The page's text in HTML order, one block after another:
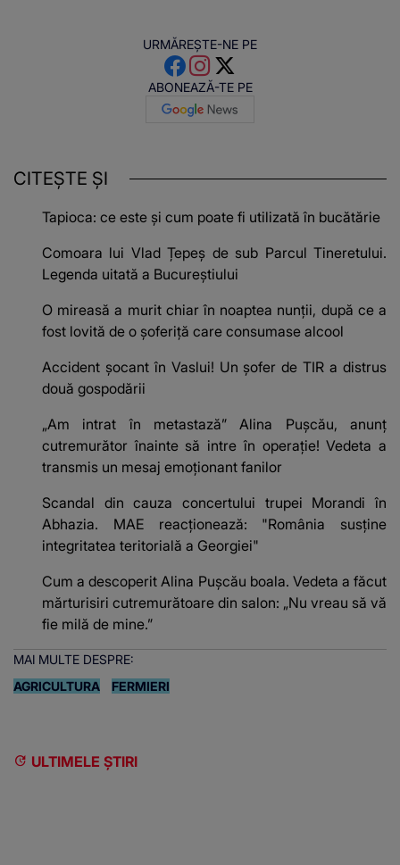
URMĂREȘTE-NE PE
ABONEAZĂ-TE PE
CITEȘTE ȘI
Tapioca: ce este și cum poate fi utilizată în bucătărie
Comoara lui Vlad Țepeș de sub Parcul Tineretului.
Legenda uitată a Bucureștiului
O mireasă a murit chiar în noaptea nunții, după ce a
fost lovită de o șoferiță care consumase alcool
Accident șocant în Vaslui! Un șofer de TIR a distrus
două gospodării
„Am intrat în metastază” Alina Pușcău, anunț
cutremurător înainte să intre în operație! Vedeta a
transmis un mesaj emoționant fanilor
Scandal din cauza concertului trupei Morandi în
Abhazia. MAE reacționează: "România susține
integritatea teritorială a Georgiei"
Cum a descoperit Alina Pușcău boala. Vedeta a făcut
mărturisiri cutremurătoare din salon: „Nu vreau să vă
fie milă de mine.”
MAI MULTE DESPRE:
AGRICULTURA
FERMIERI
ULTIMELE ȘTIRI